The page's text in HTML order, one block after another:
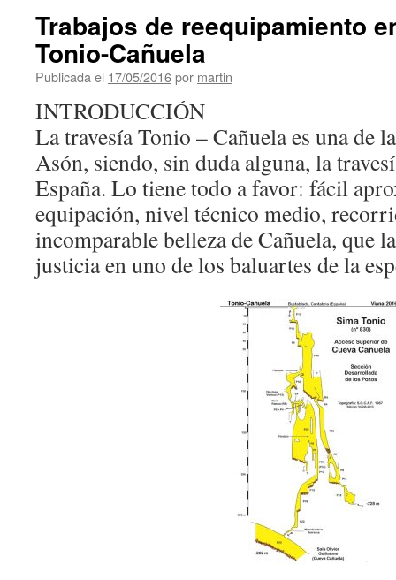
Trabajos de reequipamiento
Tonio-Cañuela
Publicada el 17/05/2016por martin
INTRODUCCIÓN
La travesía Tonio – Cañuela es una de
Asón, siendo, sin duda alguna, la
España. Lo tiene todo a favor: fácil
equipación, nivel técnico medio,
incomparable belleza de Cañuela, que
justicia en uno de los baluartes de la